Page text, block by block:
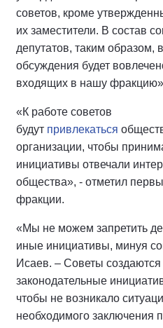
советов, кроме
их заместители. В состав
депутатов, таким образом,
обсуждения будет
входящих в нашу
«К работе советов
будут привлекаться
организации, чтобы
инициативы отвечали
общества», - отметил
фракции.
«Мы не можем запретить
иные инициативы, минуя
Исаев. – Советы создаются
законодательные
чтобы не возникало
необходимого заключения